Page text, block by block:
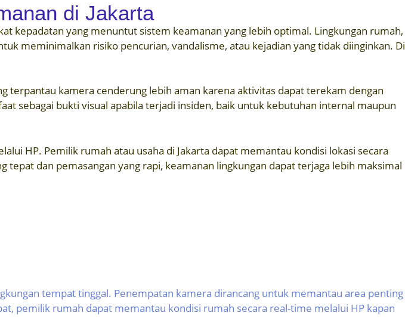
di Jakarta
kepadatan yang menuntut sistem keamanan yang lebih optimal. Lingkungan rumah,
meminimalkan risiko pencurian, vandalisme, atau kejadian yang tidak diinginkan. Di
terpantau kamera cenderung lebih aman karena aktivitas dapat terekam dengan
sebagai bukti visual apabila terjadi insiden, baik untuk kebutuhan internal maupun
HP. Pemilik rumah atau usaha di Jakarta dapat memantau kondisi lokasi secara
dan pemasangan yang rapi, keamanan lingkungan dapat terjaga lebih maksimal
tempat tinggal. Penempatan kamera dirancang untuk memantau area penting
pemilik rumah dapat memantau kondisi rumah secara real-time melalui HP kapan